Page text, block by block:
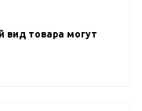
вид товара могут